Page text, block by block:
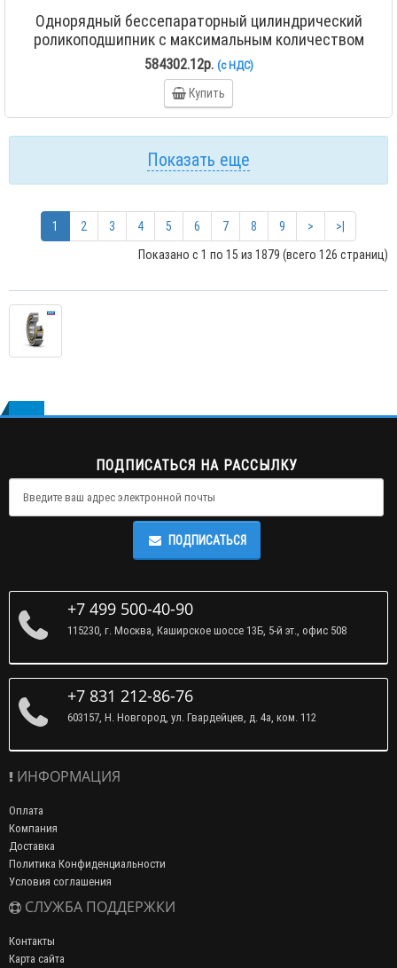
Однорядный бессепараторный цилиндрический
роликоподшипник с максимальным количеством
роликов NCF 18/670 V
584302.12р. (с НДС)
Купить
Показать еще
1 2 3 4 5 6 7 8 9 >
>|
Показано с 1 по 15 из 1879 (всего 126 страниц)
ПОДПИСАТЬСЯ НА РАССЫЛКУ
ПОДПИСАТЬСЯ
+7 499 500-40-90
115230, г. Москва, Каширское шоссе 13Б, 5-й эт., офис 508
+7 831 212-86-76
603157, Н. Новгород, ул. Гвардейцев, д. 4а, ком. 112
ИНФОРМАЦИЯ
Оплата
Компания
Доставка
Политика Конфиденциальности
Условия соглашения
СЛУЖБА ПОДДЕРЖКИ
Контакты
Карта сайта